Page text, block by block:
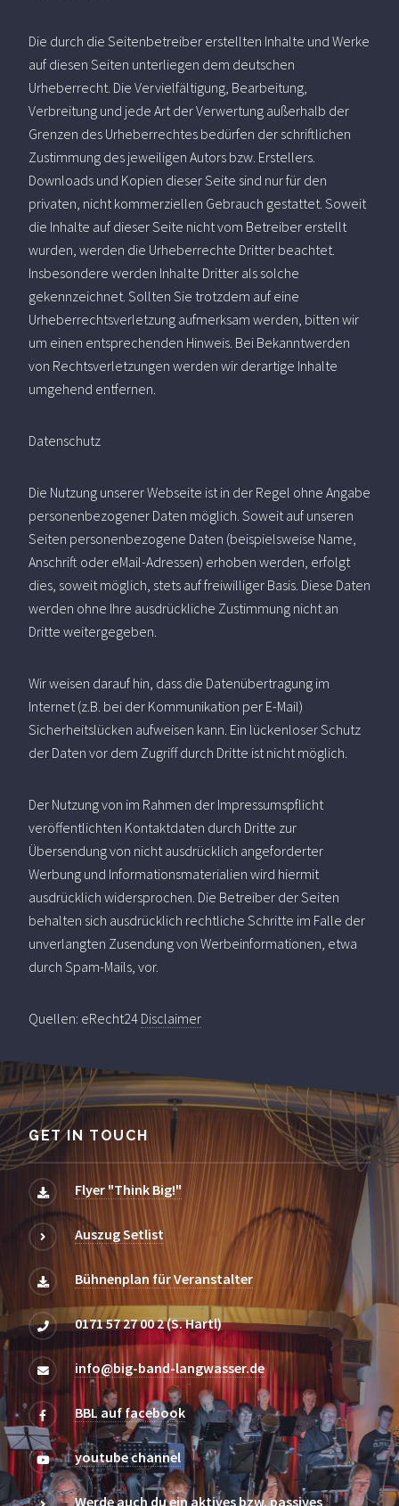
Die durch die Seitenbetreiber erstellten Inhalte und Werke
auf diesen Seiten unterliegen dem deutschen
Urheberrecht. Die Vervielfältigung, Bearbeitung,
Verbreitung und jede Art der Verwertung außerhalb der
Grenzen des Urheberrechtes bedürfen der schriftlichen
Zustimmung des jeweiligen Autors bzw. Erstellers.
Downloads und Kopien dieser Seite sind nur für den
privaten, nicht kommerziellen Gebrauch gestattet. Soweit
die Inhalte auf dieser Seite nicht vom Betreiber erstellt
wurden, werden die Urheberrechte Dritter beachtet.
Insbesondere werden Inhalte Dritter als solche
gekennzeichnet. Sollten Sie trotzdem auf eine
Urheberrechtsverletzung aufmerksam werden, bitten wir
um einen entsprechenden Hinweis. Bei Bekanntwerden
von Rechtsverletzungen werden wir derartige Inhalte
umgehend entfernen.
Datenschutz
Die Nutzung unserer Webseite ist in der Regel ohne Angabe
personenbezogener Daten möglich. Soweit auf unseren
Seiten personenbezogene Daten (beispielsweise Name,
Anschrift oder eMail-Adressen) erhoben werden, erfolgt
dies, soweit möglich, stets auf freiwilliger Basis. Diese Daten
werden ohne Ihre ausdrückliche Zustimmung nicht an
Dritte weitergegeben.
Wir weisen darauf hin, dass die Datenübertragung im
Internet (z.B. bei der Kommunikation per E-Mail)
Sicherheitslücken aufweisen kann. Ein lückenloser Schutz
der Daten vor dem Zugriff durch Dritte ist nicht möglich.
Der Nutzung von im Rahmen der Impressumspflicht
veröffentlichten Kontaktdaten durch Dritte zur
Übersendung von nicht ausdrücklich angeforderter
Werbung und Informationsmaterialien wird hiermit
ausdrücklich widersprochen. Die Betreiber der Seiten
behalten sich ausdrücklich rechtliche Schritte im Falle der
unverlangten Zusendung von Werbeinformationen, etwa
durch Spam-Mails, vor.
Quellen: eRecht24 Disclaimer
GET IN TOUCH
Flyer "Think Big!"
Auszug Setlist
Bühnenplan für Veranstalter
0171 57 27 00 2 (S. Hartl)
info@big-band-langwasser.de
BBL auf facebook
youtube channel
Werde auch du ein aktives bzw. passives